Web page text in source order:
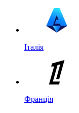
Італія
Франція